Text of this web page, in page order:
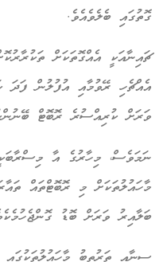
ގޮތުގައި ބެލެވެއެވެ.
ޗައިނާއަކީ އެއްގޮތަކަށް
އެއްޗެހި ރޭވުމާއި އުފުލުން ފަދަ
ވަރަށް ކުރިއްސުރެ ރޮބޮޓް
ނަމަވެސް، މިހާރުގެ އާ
މާހައުލުތަކަށް މި ރޮބޮޓްތައް
ބަލާއިރު ވަރަށް ބޮޑު
ސިނާއީ ތަރުތީބު